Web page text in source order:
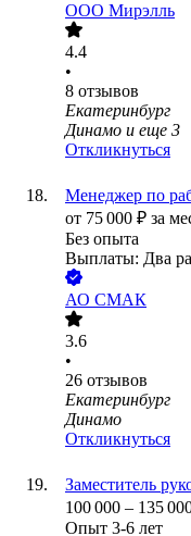
ООО Мирэлль
4.4
•
8 отзывов
Екатеринбург
Динамо и еще 3
Откликнуться
Менеджер по
от 75 000 ₽ за
Без опыта
Выплаты: Два
АО СМАК
3.6
•
26 отзывов
Екатеринбург
Динамо
Откликнуться
Заместитель
100 000 – 135
Опыт 3-6 лет